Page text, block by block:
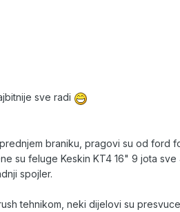
sve radi
braniku, pragovi su od ford
su feluge Keskin KT4 16" 9 jota
spojler.
tehnikom, neki dijelovi su